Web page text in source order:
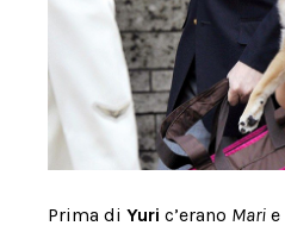
Prima di Yuri c’erano Mari e